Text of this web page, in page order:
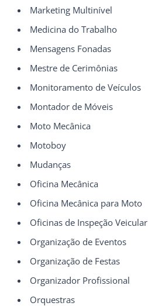
Marketing Multinível
Medicina do Trabalho
Mensagens Fonadas
Mestre de Cerimônias
Monitoramento de Veículos
Montador de Móveis
Moto Mecânica
Motoboy
Mudanças
Oficina Mecânica
Oficina Mecânica para Moto
Oficinas de Inspeção Veicular
Organização de Eventos
Organização de Festas
Organizador Profissional
Orquestras